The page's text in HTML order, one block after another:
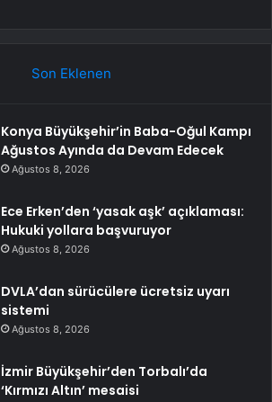
Son Eklenen
Konya Büyükşehir’in Baba-Oğul Kampı
Ağustos Ayında da Devam Edecek
Ağustos 8, 2026
Ece Erken’den ‘yasak aşk’ açıklaması:
Hukuki yollara başvuruyor
Ağustos 8, 2026
DVLA’dan sürücülere ücretsiz uyarı
sistemi
Ağustos 8, 2026
İzmir Büyükşehir’den Torbalı’da
‘Kırmızı Altın’ mesaisi